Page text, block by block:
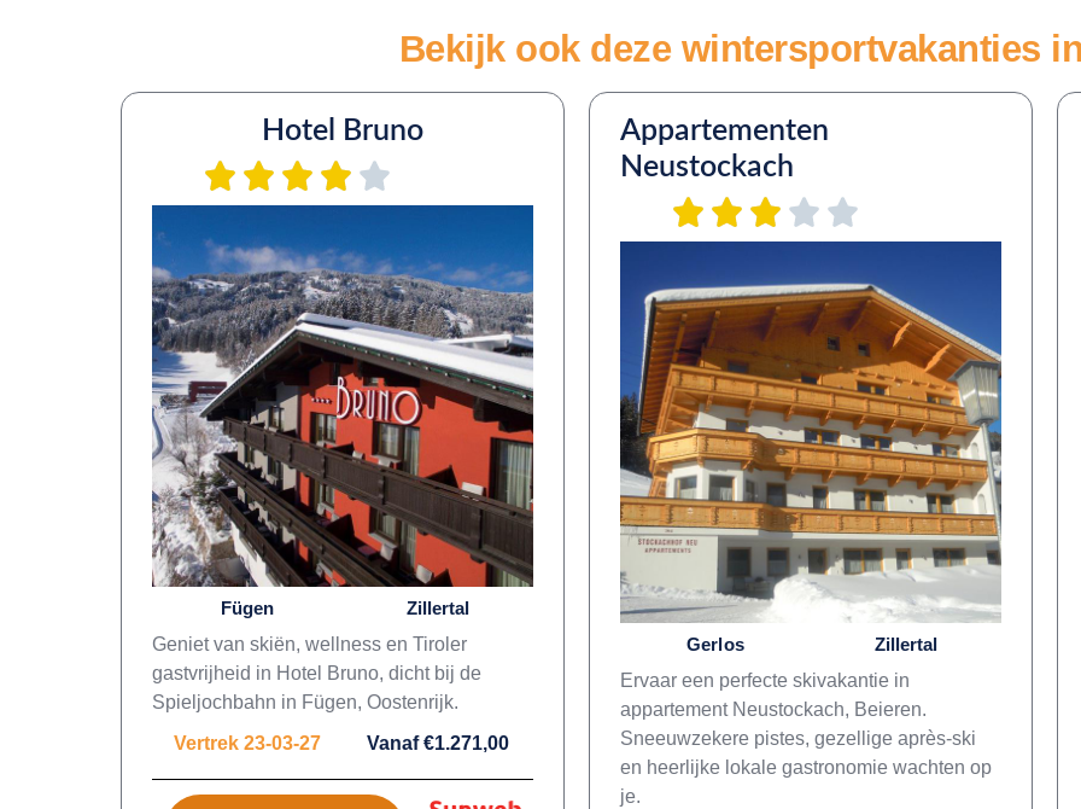
Bekijk ook deze wintersportvakanties
Hotel Bruno
Fügen
Zillertal
Geniet van skiën, wellness en Tiroler
gastvrijheid in Hotel Bruno, dicht bij de
Spieljochbahn in Fügen, Oostenrijk.
Vertrek 23-03-27
Vanaf €1.271,00
Appartementen
Neustockach
Gerlos
Zillertal
Ervaar een perfecte skivakantie in
appartement Neustockach, Beieren.
Sneeuwzekere pistes, gezellige après-ski
en heerlijke lokale gastronomie wachten op
je.